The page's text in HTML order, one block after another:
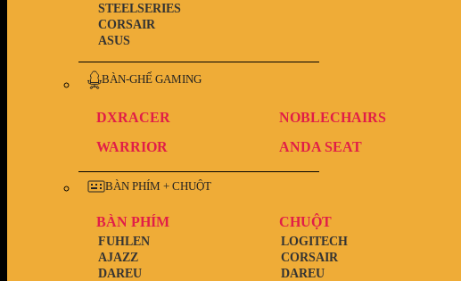
ASUS
CORSAIR
STEELSERIES
BÀN-GHẾ GAMING
DXRACER NOBLECHAIRS
WARRIOR
ANDA SEAT
BÀN PHÍM + CHUỘT
BÀN PHÍM
DAREU
AJAZZ
FUHLEN
CHUỘT
DAREU
CORSAIR
LOGITECH